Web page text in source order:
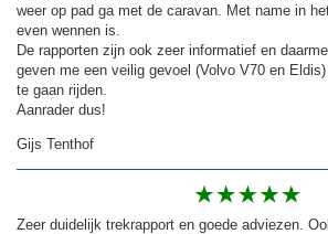
weer op pad ga met de caravan. Met name in
even wennen is.
De rapporten zijn ook zeer informatief en
geven me een veilig gevoel (Volvo V70 en
te gaan rijden.
Aanrader dus!
Gijs Tenthof
Zeer duidelijk trekrapport en goede adviezen.